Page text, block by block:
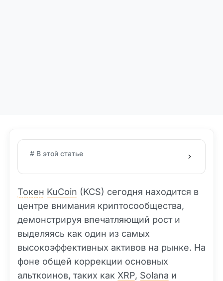
# В этой статье
Токен KuCoin (KCS) сегодня находится в
центре внимания криптосообщества,
демонстрируя впечатляющий рост и
выделяясь как один из самых
высокоэффективных активов на рынке. На
фоне общей коррекции основных
альткоинов, таких как XRP, Solana и